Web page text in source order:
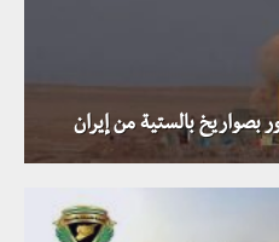
بصواريخ بالستية من إيران